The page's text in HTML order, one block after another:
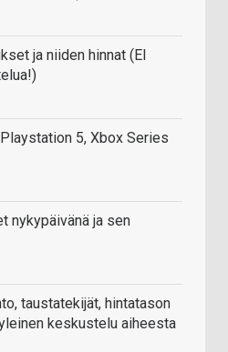
ja niiden hinnat (EI
5, Xbox Series
nykypäivänä ja sen
taustatekijät, hintatason
keskustelu aiheesta